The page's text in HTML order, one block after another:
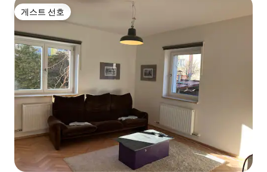
게스트 선호
게스트 선호